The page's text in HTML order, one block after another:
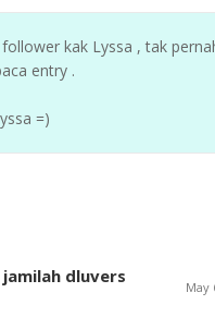
kak Lyssa , tak
entry .
=)
jamilah dluvers
May